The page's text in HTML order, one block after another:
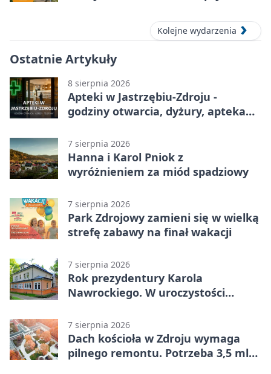
Kolejne wydarzenia
Ostatnie Artykuły
8 sierpnia 2026
Apteki w Jastrzębiu-Zdroju -
godziny otwarcia, dyżury, apteka
7 sierpnia 2026
Hanna i Karol Pniok z
wyróżnieniem za miód spadziowy
7 sierpnia 2026
Park Zdrojowy zamieni się w wielką
strefę zabawy na finał wakacji
7 sierpnia 2026
Rok prezydentury Karola
Nawrockiego. W uroczystości
7 sierpnia 2026
Dach kościoła w Zdroju wymaga
pilnego remontu. Potrzeba 3,5 mln